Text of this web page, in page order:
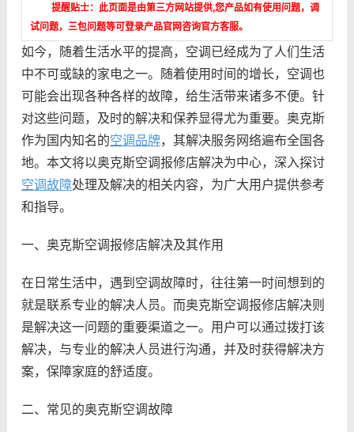
提醒贴士：此页面是由第三方网站提供,您产品如有使用问题，调
试问题，三包问题等可登录产品官网咨询官方客服。
如今，随着生活水平的提高，空调已经成为了人们生活
中不可或缺的家电之一。随着使用时间的增长，空调也
可能会出现各种各样的故障，给生活带来诸多不便。针
对这些问题，及时的解决和保养显得尤为重要。奥克斯
作为国内知名的空调品牌，其解决服务网络遍布全国各
地。本文将以奥克斯空调报修店解决为中心，深入探讨
空调故障处理及解决的相关内容，为广大用户提供参考
和指导。
一、奥克斯空调报修店解决及其作用
在日常生活中，遇到空调故障时，往往第一时间想到的
就是联系专业的解决人员。而奥克斯空调报修店解决则
是解决这一问题的重要渠道之一。用户可以通过拨打该
解决，与专业的解决人员进行沟通，并及时获得解决方
案，保障家庭的舒适度。
二、常见的奥克斯空调故障